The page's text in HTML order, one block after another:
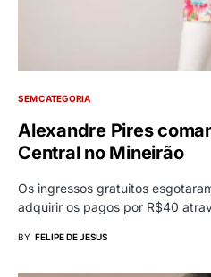
SEM CATEGORIA
Alexandre Pires
Central no Mineirão
Os ingressos gratuitos
adquirir os pagos por R$40
BY FELIPE DE JESUS